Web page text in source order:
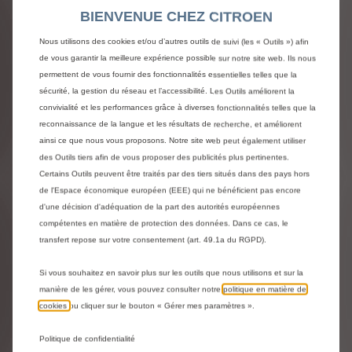
159,52€
Price
is
159,52
€
-
+
Quantity
updated
1
Ajouter au panier
BIENVENUE CHEZ CITROEN
Nous utilisons des cookies et/ou d’autres outils de suivi (les « Outils ») afin
de vous garantir la meilleure expérience possible sur notre site web. Ils nous
permettent de vous fournir des fonctionnalités essentielles telles que la
sécurité, la gestion du réseau et l’accessibilité. Les Outils améliorent la
convivialité et les performances grâce à diverses fonctionnalités telles que la
reconnaissance de la langue et les résultats de recherche, et améliorent
ainsi ce que nous vous proposons. Notre site web peut également utiliser
des Outils tiers afin de vous proposer des publicités plus pertinentes.
Certains Outils peuvent être traités par des tiers situés dans des pays hors
de l'Espace économique européen (EEE) qui ne bénéficient pas encore
d'une décision d'adéquation de la part des autorités européennes
compétentes en matière de protection des données. Dans ce cas, le
transfert repose sur votre consentement (art. 49.1a du RGPD).
Si vous souhaitez en savoir plus sur les outils que nous utilisons et sur la
manière de les gérer, vous pouvez consulter notre politique en matière de
cookies ou cliquer sur le bouton « Gérer mes paramètres ».
Politique de confidentialité